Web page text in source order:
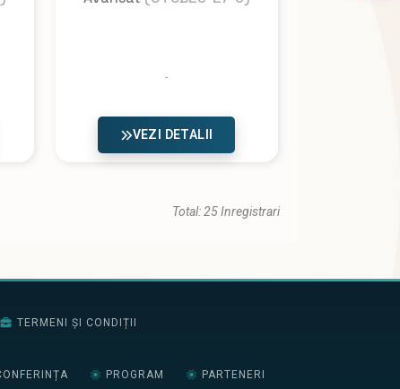
VEZI DETALII
Total: 25 Inregistrari
TERMENI ȘI CONDIȚII
PROGRAM PARTENERI